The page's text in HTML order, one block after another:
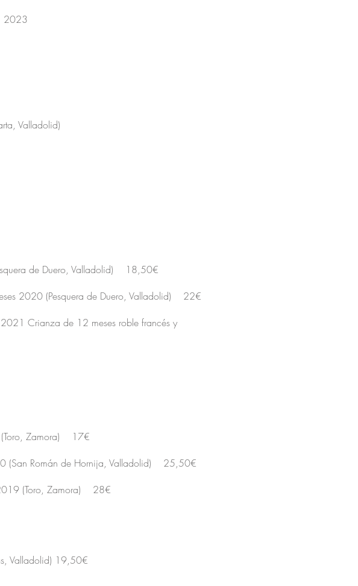
2023
Valladolid)
de Duero, Valladolid) 18,50€
2020 (Pesquera de Duero, Valladolid) 22€
Crianza de 12 meses roble francés y
(Toro, Zamora) 17€
(San Román de Hornija, Valladolid) 25,50€
(Toro, Zamora) 28€
Valladolid) 19,50€